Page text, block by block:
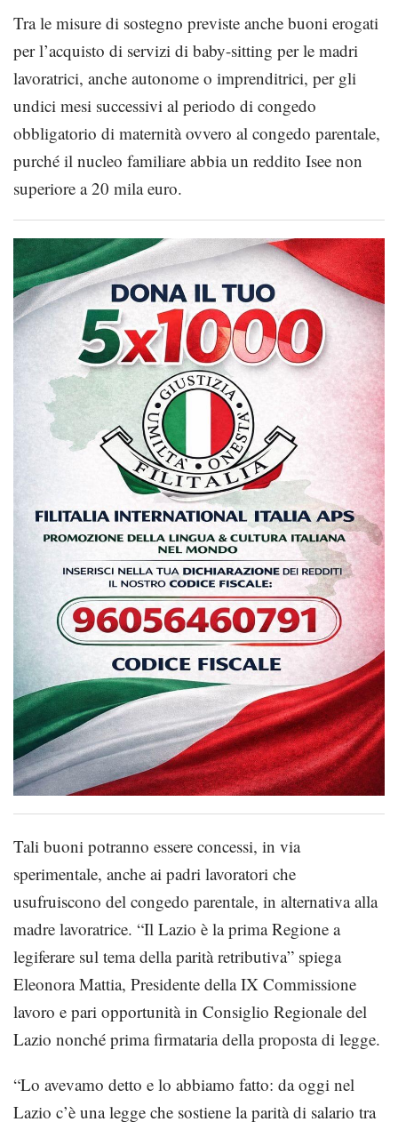
Tra le misure di sostegno previste anche buoni erogati
per l’acquisto di servizi di baby-sitting per le madri
lavoratrici, anche autonome o imprenditrici, per gli
undici mesi successivi al periodo di congedo
obbligatorio di maternità ovvero al congedo parentale,
purché il nucleo familiare abbia un reddito Isee non
superiore a 20 mila euro.
Tali buoni potranno essere concessi, in via
sperimentale, anche ai padri lavoratori che
usufruiscono del congedo parentale, in alternativa alla
madre lavoratrice. “Il Lazio è la prima Regione a
legiferare sul tema della parità retributiva” spiega
Eleonora Mattia, Presidente della IX Commissione
lavoro e pari opportunità in Consiglio Regionale del
Lazio nonché prima firmataria della proposta di legge.
“Lo avevamo detto e lo abbiamo fatto: da oggi nel
Lazio c’è una legge che sostiene la parità di salario tra